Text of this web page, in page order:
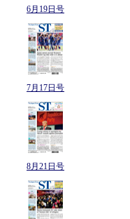
6月19日号
7月17日号
8月21日号